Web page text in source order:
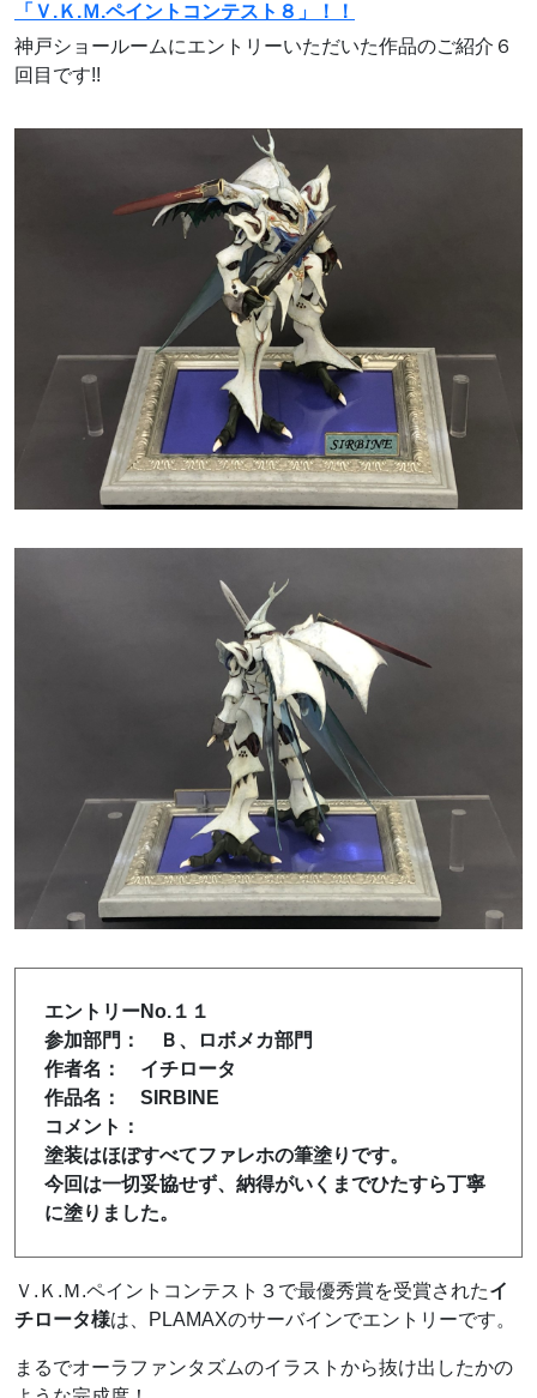
「Ｖ.Ｋ.Ｍ.ペイントコンテスト８」！！
神戸ショールームにエントリーいただいた作品のご紹介６
回目です!!
エントリーNo.１１
参加部門： Ｂ、ロボメカ部門
作者名： イチロータ
作品名： SIRBINE
コメント：
塗装はほぼすべてファレホの筆塗りです。
今回は一切妥協せず、納得がいくまでひたすら丁寧
に塗りました。
Ｖ.Ｋ.Ｍ.ペイントコンテスト３で最優秀賞を受賞されたイ
チロータ様は、PLAMAXのサーバインでエントリーです。
まるでオーラファンタズムのイラストから抜け出したかの